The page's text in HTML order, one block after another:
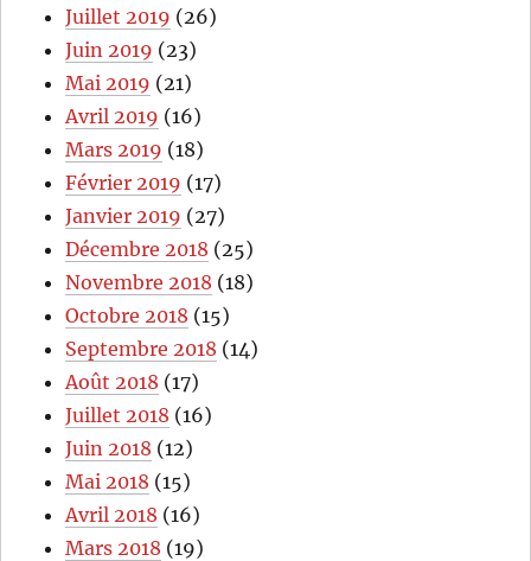
Juillet 2019 (26)
Juin 2019 (23)
Mai 2019 (21)
Avril 2019 (16)
Mars 2019 (18)
Février 2019 (17)
Janvier 2019 (27)
Décembre 2018 (25)
Novembre 2018 (18)
Octobre 2018 (15)
Septembre 2018 (14)
Août 2018 (17)
Juillet 2018 (16)
Juin 2018 (12)
Mai 2018 (15)
Avril 2018 (16)
Mars 2018 (19)